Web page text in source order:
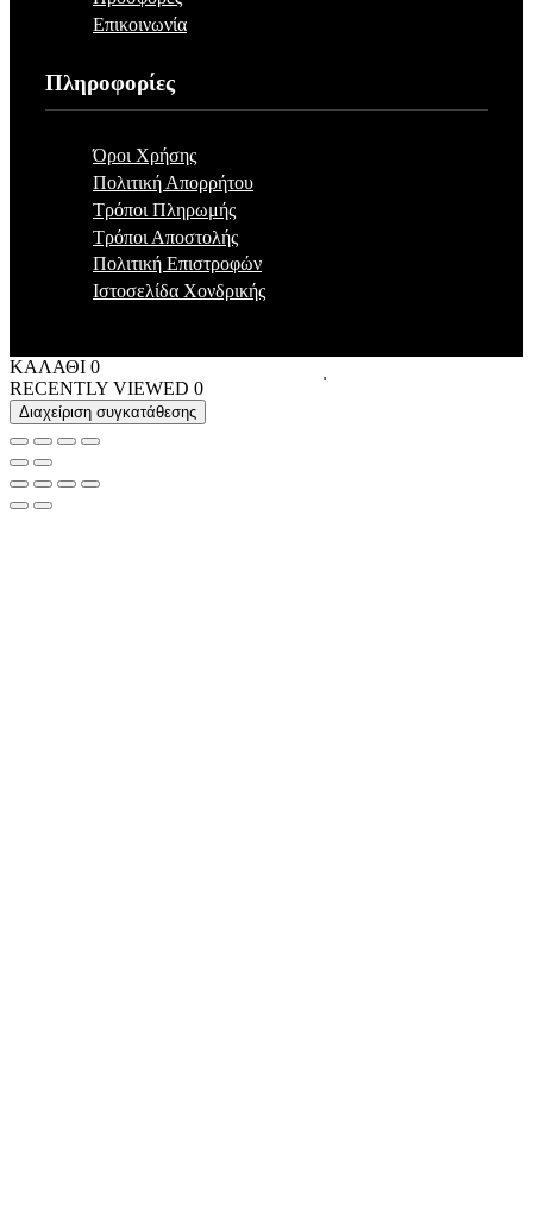
Επικοινωνία
Πληροφορίες
Όροι Χρήσης
Πολιτική Απορρήτου
Τρόποι Πληρωμής
Τρόποι Αποστολής
Πολιτική Επιστροφών
Ιστοσελίδα Χονδρικής
ΚΑΛΑΘΙ 0
RECENTLY VIEWED 0
Διαχείριση συγκατάθεσης